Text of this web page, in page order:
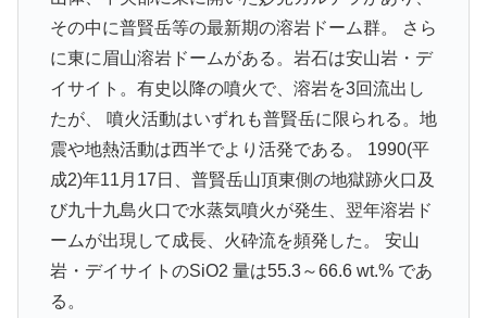
その中に普賢岳等の最新期の溶岩ドーム群。 さら
に東に眉山溶岩ドームがある。岩石は安山岩・デ
イサイト。有史以降の噴火で、溶岩を3回流出し
たが、 噴火活動はいずれも普賢岳に限られる。地
震や地熱活動は西半でより活発である。 1990(平
成2)年11月17日、普賢岳山頂東側の地獄跡火口及
び九十九島火口で水蒸気噴火が発生、翌年溶岩ド
ームが出現して成長、火砕流を頻発した。 安山
岩・デイサイトのSiO2 量は55.3～66.6 wt.% であ
る。